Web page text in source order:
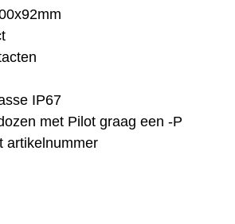
IP67
met Pilot graag een -P
artikelnummer